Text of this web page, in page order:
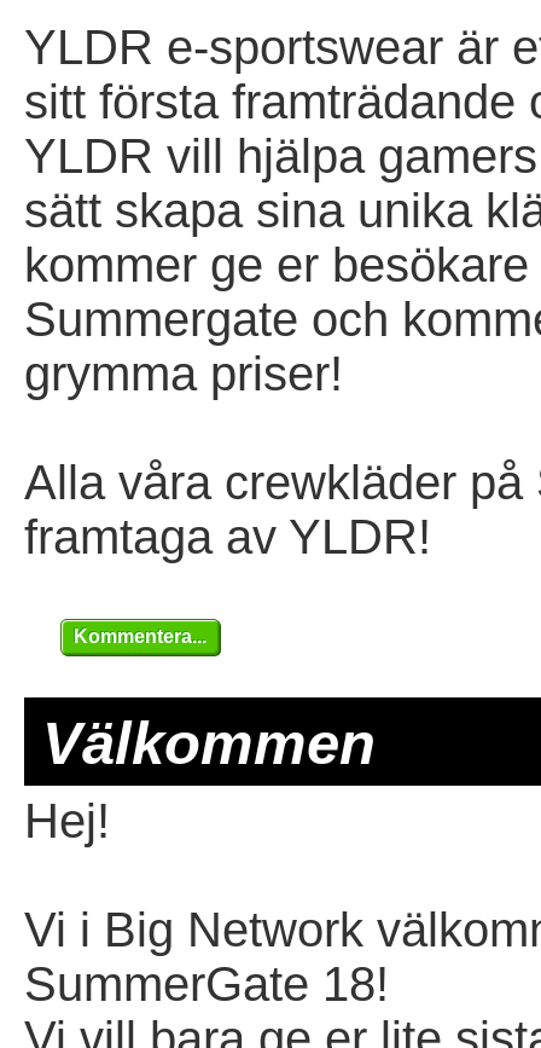
YLDR e-sportswear är
sitt första framträdande
YLDR vill hjälpa
sätt skapa sina unika
kommer ge er
Summergate och
grymma priser!
Alla våra crewkläder
framtaga av YLDR!
Kommentera...
Välkommen
Hej!
Vi i Big Network
SummerGate 18!